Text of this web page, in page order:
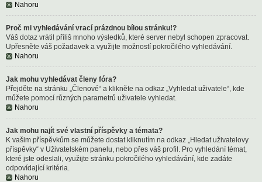
Nahoru
Proč mi vyhledávání vrací prázdnou bílou stránku!?
Váš dotaz vrátil příliš mnoho výsledků, které server nebyl schopen zpracovat.
Upřesněte váš požadavek a využijte možností pokročilého vyhledávání.
Nahoru
Jak mohu vyhledávat členy fóra?
Přejděte na stránku „Členové“ a klikněte na odkaz „Vyhledat uživatele“, kde
můžete pomocí různých parametrů uživatele vyhledat.
Nahoru
Jak mohu najít své vlastní příspěvky a témata?
K vašim příspěvkům se můžete dostat kliknutím na odkaz „Hledat uživatelovy
příspěvky“ v Uživatelském panelu, nebo přes váš profil. Pro vyhledání témat,
které jste odeslali, využijte stránku pokročilého vyhledávání, kde zadáte
odpovídající kritéria.
Nahoru